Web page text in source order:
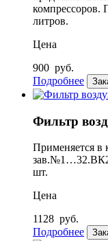
компрессоров.
литров.
Цена
900 руб.
Подробнее
Фильтр
Применяется
шт.
Цена
1128 руб.
Подробнее